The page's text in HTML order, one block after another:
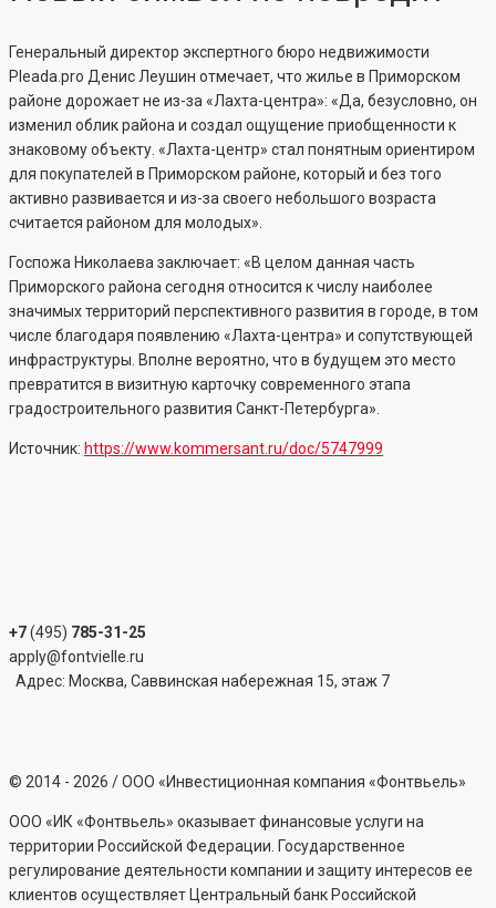
Генеральный директор экспертного бюро недвижимости
Pleada.pro Денис Леушин отмечает, что жилье в Приморском
районе дорожает не из-за «Лахта-центра»: «Да, безусловно, он
изменил облик района и создал ощущение приобщенности к
знаковому объекту. «Лахта-центр» стал понятным ориентиром
для покупателей в Приморском районе, который и без того
активно развивается и из-за своего небольшого возраста
считается районом для молодых».
Госпожа Николаева заключает: «В целом данная часть
Приморского района сегодня относится к числу наиболее
значимых территорий перспективного развития в городе, в том
числе благодаря появлению «Лахта-центра» и сопутствующей
инфраструктуры. Вполне вероятно, что в будущем это место
превратится в визитную карточку современного этапа
градостроительного развития Санкт-Петербурга».
Источник: https://www.kommersant.ru/doc/5747999
+7(495) 785-31-25
apply@fontvielle.ru
Адрес: Москва, Саввинская набережная 15, этаж 7
© 2014 - 2026 / ООО «Инвестиционная компания «Фонтвьель»
ООО «ИК «Фонтвьель» оказывает финансовые услуги на
территории Российской Федерации. Государственное
регулирование деятельности компании и защиту интересов ее
клиентов осуществляет Центральный банк Российской